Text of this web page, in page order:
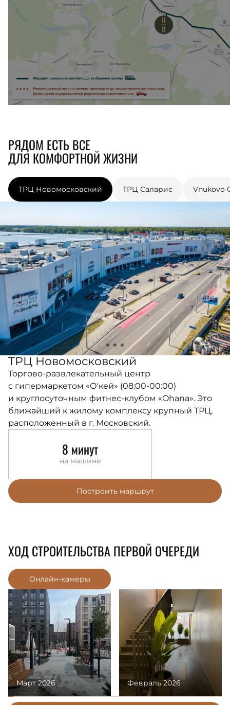
РЯДОМ ЕСТЬ ВСЕ
ДЛЯ КОМФОРТНОЙ ЖИЗНИ
ТРЦ Новомосковский ТРЦ Саларис Vnukovo
ТРЦ Новомосковский
Торгово-развлекательный центр
с гипермаркетом «О'кей» (08:00-00:00)
и круглосуточным фитнес-клубом «Ohana». Это
ближайший к жилому комплексу крупный ТРЦ,
расположенный в г. Московский.
8 минут
на машине
Построить маршрут
ХОД СТРОИТЕЛЬСТВА ПЕРВОЙ ОЧЕРЕДИ
Онлайн-камеры
Март 2026 Февраль 2026